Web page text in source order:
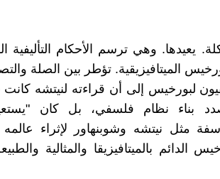
يعيدها. وهي ترسم الأحكام التأليفية
الميتافيزيقية. تؤطر بين الصلة
لبورخيس إلى أن قراءته لنيتشه
بناء نظام فلسفي، بل كان
مثل نيتشه وشوبنهاور لإثراء
الدائم بالميتافيزيقا والمثالية